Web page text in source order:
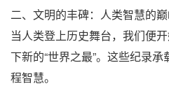
二、文明的丰碑：人类智慧的
当人类登上历史舞台，我们便
下新的“世界之最”。这些纪录
程智慧。